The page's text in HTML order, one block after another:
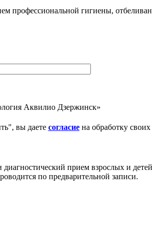
профессиональной гигиены,
Аквилио Дзержинск»
вы даете согласиена обработку
прием взрослых и
по предварительной записи.